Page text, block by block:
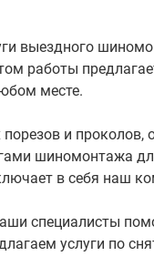
выездного
работы
месте.
и проколов,
шиномонтажа
в себя наш
специалисты
услуги по